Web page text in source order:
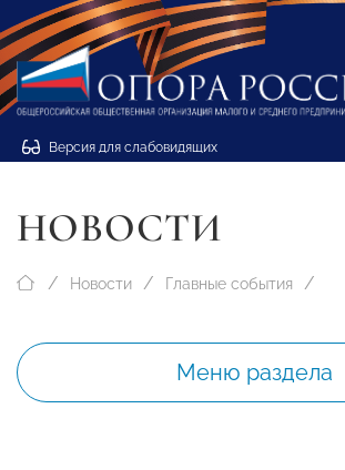
Версия для слабовидящих
НОВОСТИ
Новости Главные события
Меню раздела